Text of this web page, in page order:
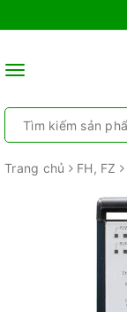
Toggle
Trang chủ FH, FZ